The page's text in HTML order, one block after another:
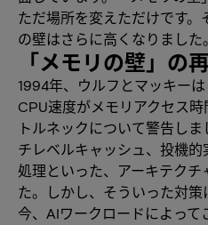
ただ場所を変えただけです。
の壁はさらに高くなりました。
「メモリの壁」の
1994年、ウルフとマッキー
CPU速度がメモリアクセス
トルネックについて警告し
チレベルキャッシュ、投機
処理といった、アーキテクチ
た。しかし、そういった対策
今、AIワークロードによっ